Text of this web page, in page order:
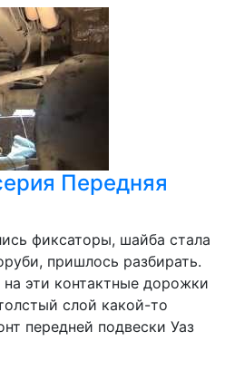
Передняя
фиксаторы, шайба стала
пришлось разбирать.
эти контактные дорожки
слой какой-то
передней подвески Уаз